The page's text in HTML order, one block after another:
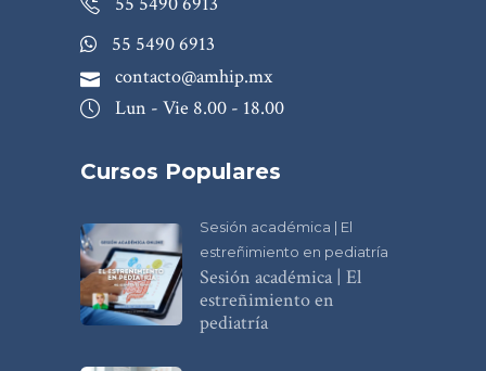
55 5490 6913
contacto@amhip.mx
Lun - Vie 8.00 - 18.00
Cursos Populares
Sesión académica | El
estreñimiento en pediatría
Sesión académica | El
estreñimiento en
pediatría